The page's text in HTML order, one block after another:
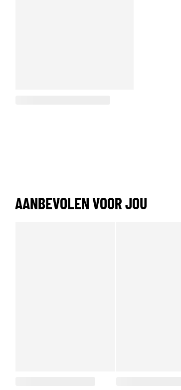
AANBEVOLEN VOOR JOU